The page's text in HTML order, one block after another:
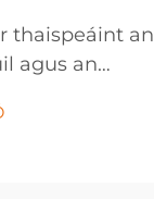
thaispeáint an
agus an
chun